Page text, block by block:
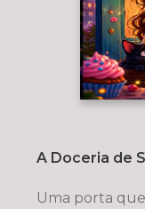
A Doceria de
Uma porta